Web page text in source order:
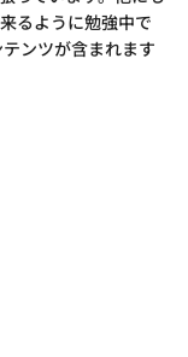
るように勉強中で
ンツが含まれます